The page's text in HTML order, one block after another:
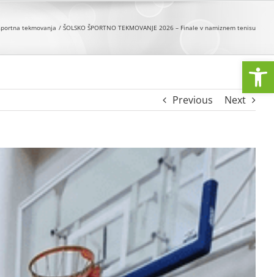
tekmovanja ŠOLSKO ŠPORTNO TEKMOVANJE 2026 – Finale v namiznem tenisu
Previous Next